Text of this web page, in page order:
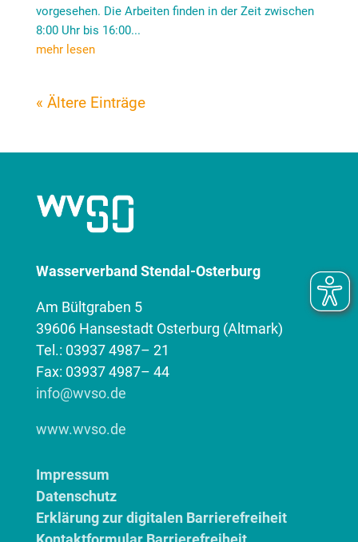
vorgesehen. Die Arbeiten finden in der Zeit zwischen
8:00 Uhr bis 16:00...
mehr lesen
« Ältere Einträge
Wasserverband Stendal-Osterburg
Am Bültgraben 5
39606 Hansestadt Osterburg (Altmark)
Tel.: 03937 4987– 21
Fax: 03937 4987– 44
info@wvso.de
www.wvso.de
Impressum
Datenschutz
Erklärung zur digitalen Barrierefreiheit